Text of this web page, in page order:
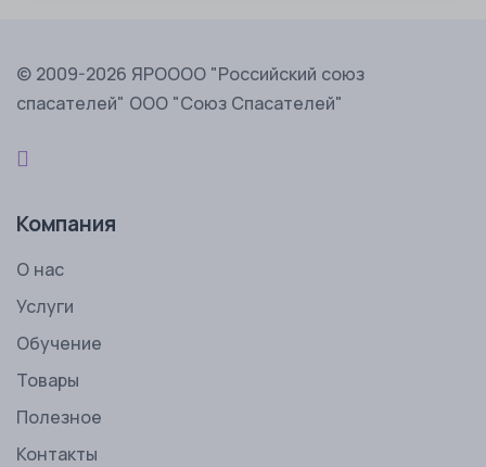
© 2009-2026 ЯРОООО "Российский союз
спасателей" ООО "Союз Спасателей"
Компания
О нас
Услуги
Обучение
Товары
Полезное
Контакты